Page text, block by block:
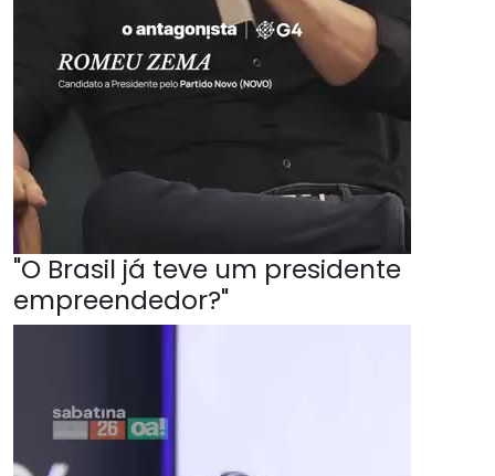
"O Brasil já teve um presidente
empreendedor?"